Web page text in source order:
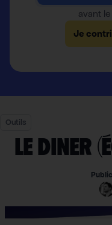
avant
Je
Outils
Le diner